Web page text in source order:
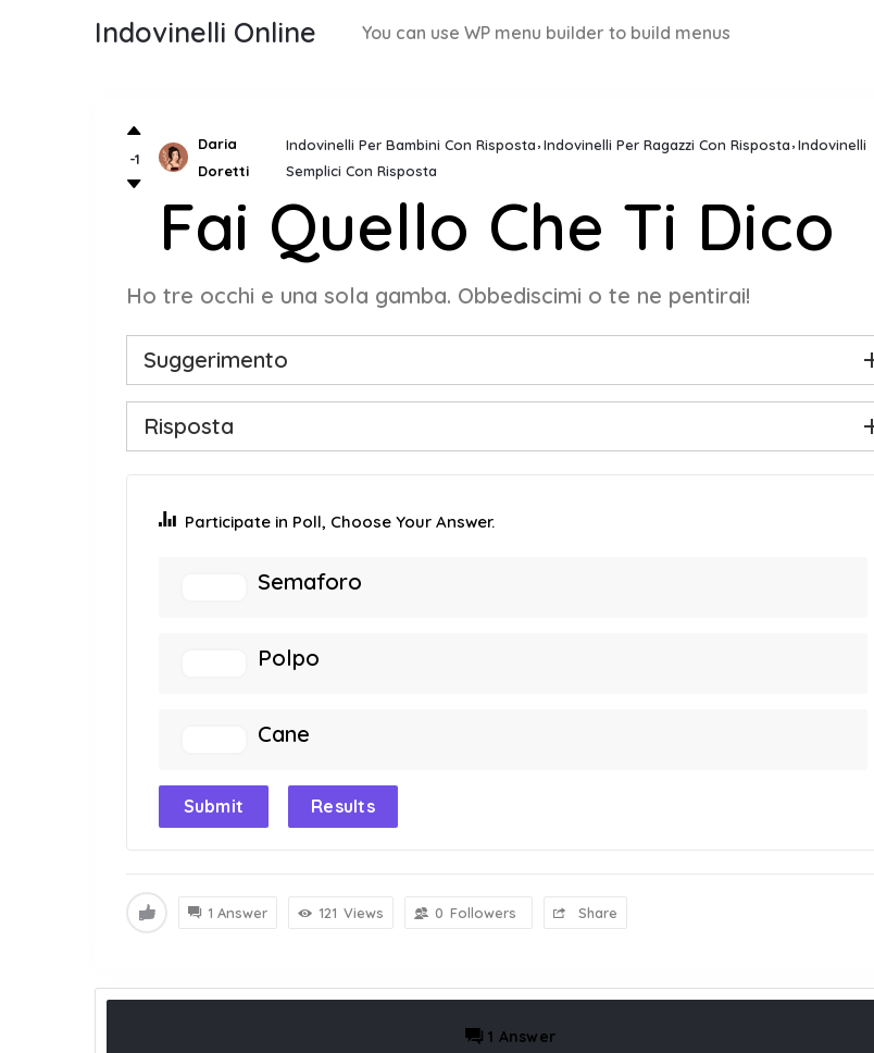
Indovinelli Online You can use WP menu builder to build menus
-1
Daria
Doretti
Indovinelli Per Bambini Con Risposta Indovinelli Per Ragazzi Con Risposta Indovinelli
Semplici Con Risposta
Fai Quello Che Ti Dico
Ho tre occhi e una sola gamba. Obbediscimi o te ne pentirai!
Suggerimento
Risposta
Participate in Poll, Choose Your Answer.
Semaforo
Polpo
Cane
Submit Results
1 Answer 121 Views 0 Followers Share
1 Answer